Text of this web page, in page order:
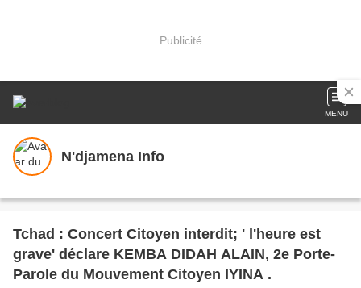
Publicité
MENU
N'djamena Info
Tchad : Concert Citoyen interdit; ' l'heure est
grave' déclare KEMBA DIDAH ALAIN, 2e Porte-
Parole du Mouvement Citoyen IYINA .